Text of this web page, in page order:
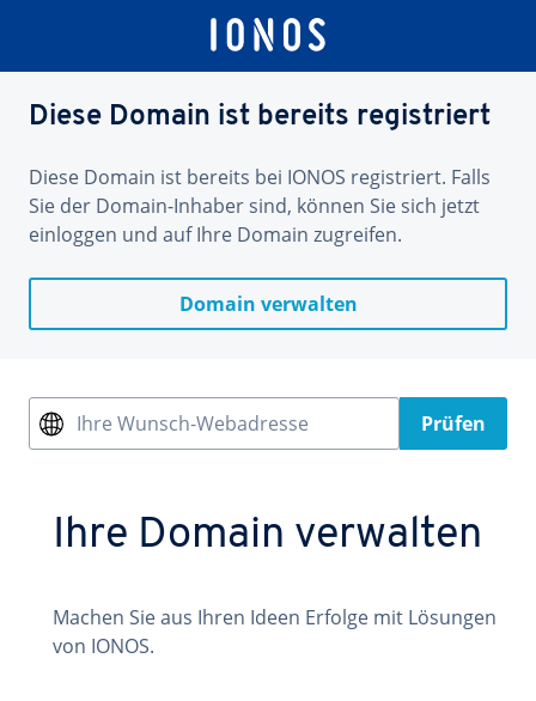
Diese Domain ist bereits registriert
Diese Domain ist bereits bei IONOS registriert. Falls
Sie der Domain-Inhaber sind, können Sie sich jetzt
einloggen und auf Ihre Domain zugreifen.
Domain verwalten
Ihre Wunsch-Webadresse Prüfen
Ihre Domain verwalten
Machen Sie aus Ihren Ideen Erfolge mit Lösungen
von IONOS.